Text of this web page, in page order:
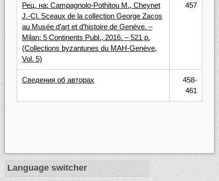
Рец. на: Campagnolo-Pothitou M., Cheynet
J.-Cl. Sceaux de la collection George Zacos
au Musée d’art et d’histoire de Genève. –
Milan: 5 Continents Publ., 2016. – 521 p.
(Collections byzantunes du MAH-Genève,
Vol. 5)
457
Сведения об авторах
458-
461
Language switcher